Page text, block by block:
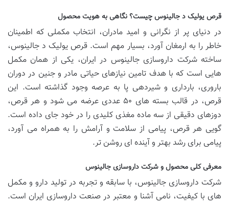
قرص یولیک د جالینوس چیست؟ نگاهی به هویت محصول
در دنیای پر از نگرانی و امید مادران، انتخاب مکملی که اطمینان
خاطر را به ارمغان آورد، بسیار مهم است. قرص یولیک د جالینوس،
ساخته شرکت داروسازی جالینوس در ایران، یکی از همان مکمل
هایی است که با هدف تامین نیازهای حیاتی مادر و جنین در دوران
باروری، بارداری و شیردهی پا به عرصه وجود گذاشته است. این
قرص، در قالب بسته های ۵۰ عددی عرضه می شود و هر قرص،
دوزهای دقیقی از سه ماده مغذی کلیدی را در خود جای داده است.
گویی هر قرص، پیامی از سلامت و آرامش را به همراه می آورد،
پیامی برای رشد بهتر و آینده ای روشن تر.
معرفی کلی محصول و شرکت داروسازی جالینوس
شرکت داروسازی جالینوس، با سابقه و تجربه در تولید دارو و مکمل
های با کیفیت، نامی آشنا و معتبر در صنعت داروسازی ایران است.